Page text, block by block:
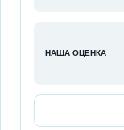
НАША ОЦЕНКА